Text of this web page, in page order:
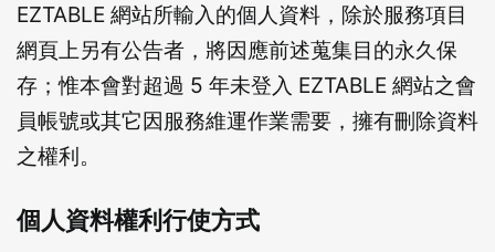
EZTABLE 網站所輸入的個人資料，除於服務項目
網頁上另有公告者，將因應前述蒐集目的永久保
存；惟本會對超過 5 年未登入 EZTABLE 網站之會
員帳號或其它因服務維運作業需要，擁有刪除資料
之權利。
個人資料權利行使方式